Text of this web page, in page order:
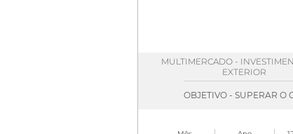
MULTIMERCADO -
EXTERIOR
OBJETIVO - SUPERAR O